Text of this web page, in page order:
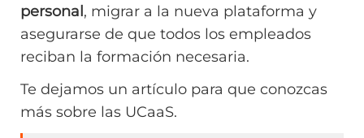
personal , migrar a la nueva plataforma y
asegurarse de que todos los empleados
reciban la formación necesaria.
Te dejamos un artículo para que conozcas
más sobre las UCaaS.